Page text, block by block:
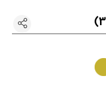

